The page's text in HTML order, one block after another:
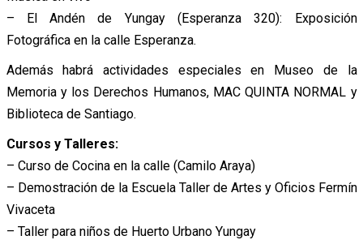
– El Andén de Yungay (Esperanza 320): Exposición
Fotográfica en la calle Esperanza.
Además habrá actividades especiales en Museo de la
Memoria y los Derechos Humanos, MAC QUINTA NORMAL y
Biblioteca de Santiago.
Cursos y Talleres:
– Curso de Cocina en la calle (Camilo Araya)
– Demostración de la Escuela Taller de Artes y Oficios Fermín
Vivaceta
– Taller para niños de Huerto Urbano Yungay